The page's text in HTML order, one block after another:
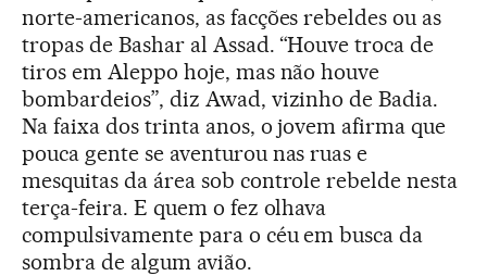
norte-americanos, as facções rebeldes ou as
tropas de Bashar al Assad. “Houve troca de
tiros em Aleppo hoje, mas não houve
bombardeios”, diz Awad, vizinho de Badia.
Na faixa dos trinta anos, o jovem afirma que
pouca gente se aventurou nas ruas e
mesquitas da área sob controle rebelde nesta
terça-feira. E quem o fez olhava
compulsivamente para o céu em busca da
sombra de algum avião.